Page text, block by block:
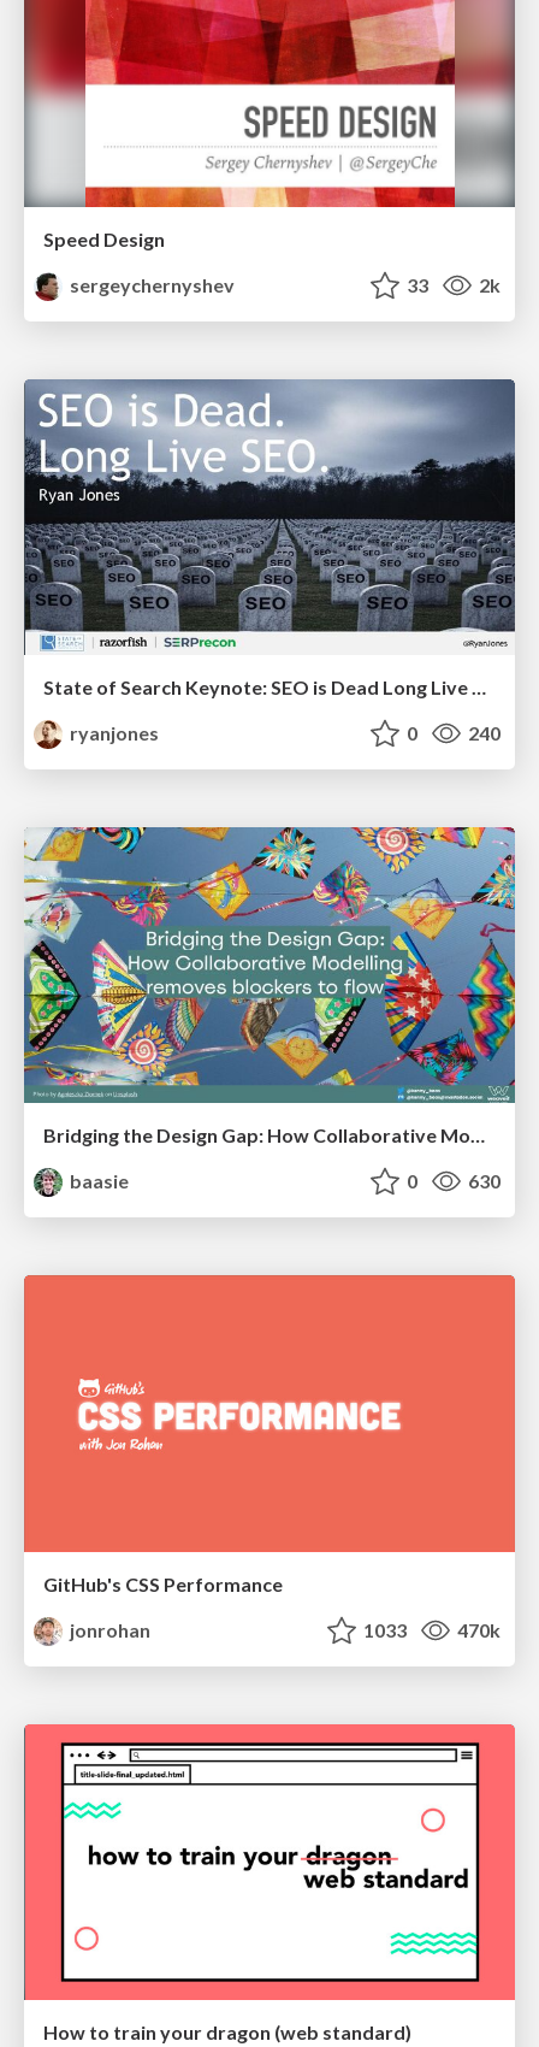
Speed Design
sergeychernyshev
33 2k
State of Search Keynote: SEO is Dead Long Live SEO
ryanjones
0 240
Bridging the Design Gap: How Collaborative Modelling removes blockers to flow between stakeholders and teams @FastFlow conf
baasie
0 630
GitHub's CSS Performance
jonrohan
1033 470k
How to train your dragon (web standard)